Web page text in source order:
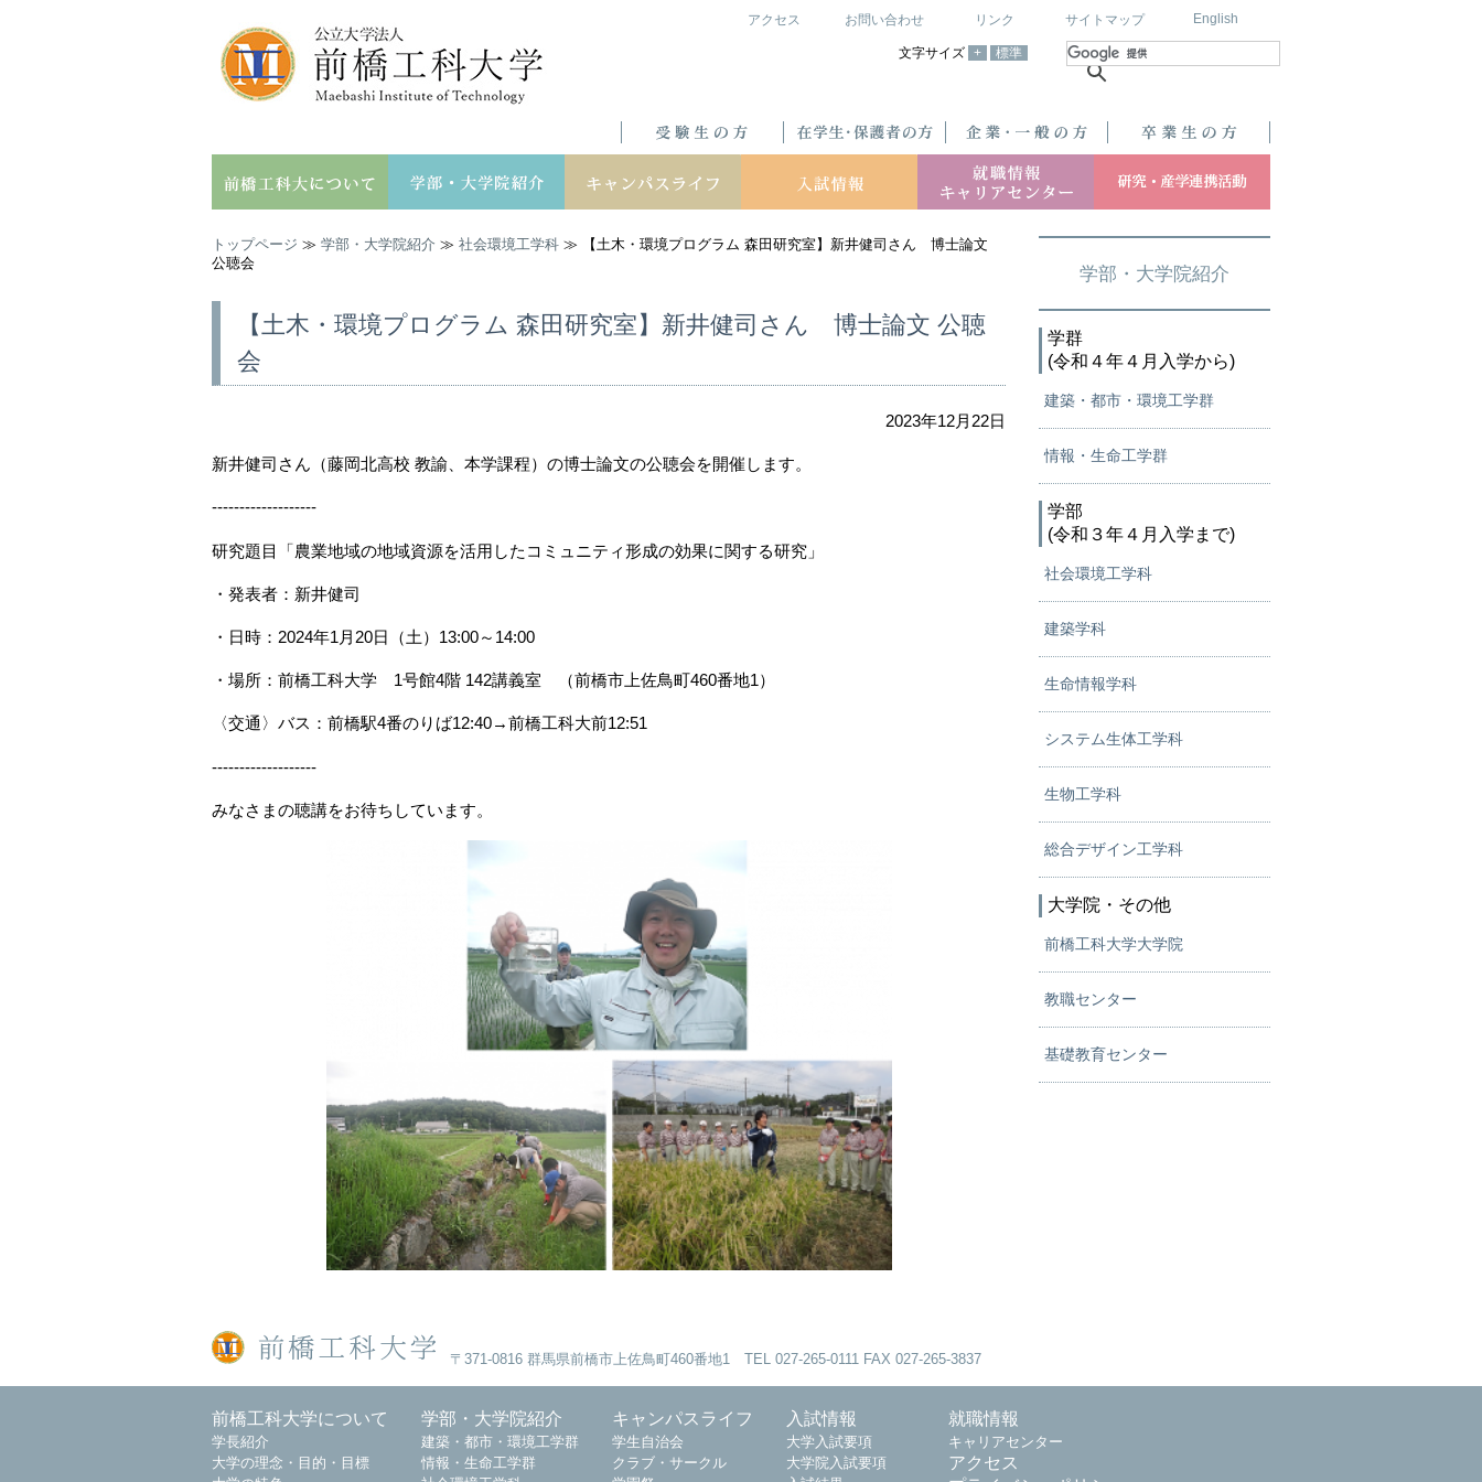
アクセス お問い合わせ リンク サイトマップ English
文字サイズ + 標準
トップページ ≫ 学部・大学院紹介 ≫ 社会環境工学科 ≫ 【土木・環境プログラム 森田研究室】新井健司さん 博士論文
公聴会
【土木・環境プログラム 森田研究室】新井健司さん 博士論文 公聴
会
2023年12月22日
新井健司さん（藤岡北高校 教諭、本学課程）の博士論文の公聴会を開催します。
-------------------
研究題目「農業地域の地域資源を活用したコミュニティ形成の効果に関する研究」
・発表者：新井健司
・日時： 2024年1 月 20日（土） 13:00～ 14:00
・場所：前橋工科大学 1号館4階 142講義室 （前橋市上佐鳥町460番地1）
〈交通〉バス：前橋駅4番のりば12:40→前橋工科大前12:51
-------------------
みなさまの聴講をお待ちしています。
学部・大学院紹介
学群
(令和４年４月入学から)
建築・都市・環境工学群
情報・生命工学群
学部
(令和３年４月入学まで)
社会環境工学科
建築学科
生命情報学科
システム生体工学科
生物工学科
総合デザイン工学科
大学院・その他
前橋工科大学大学院
教職センター
基礎教育センター
〒371-0816 群馬県前橋市上佐鳥町460番地1 TEL 027-265-0111 FAX 027-265-3837
前橋工科大学について
学長紹介
大学の理念・目的・目標
学部・大学院紹介
建築・都市・環境工学群
情報・生命工学群
キャンパスライフ
学生自治会
クラブ・サークル
入試情報
大学入試要項
大学院入試要項
就職情報
キャリアセンター
アクセス